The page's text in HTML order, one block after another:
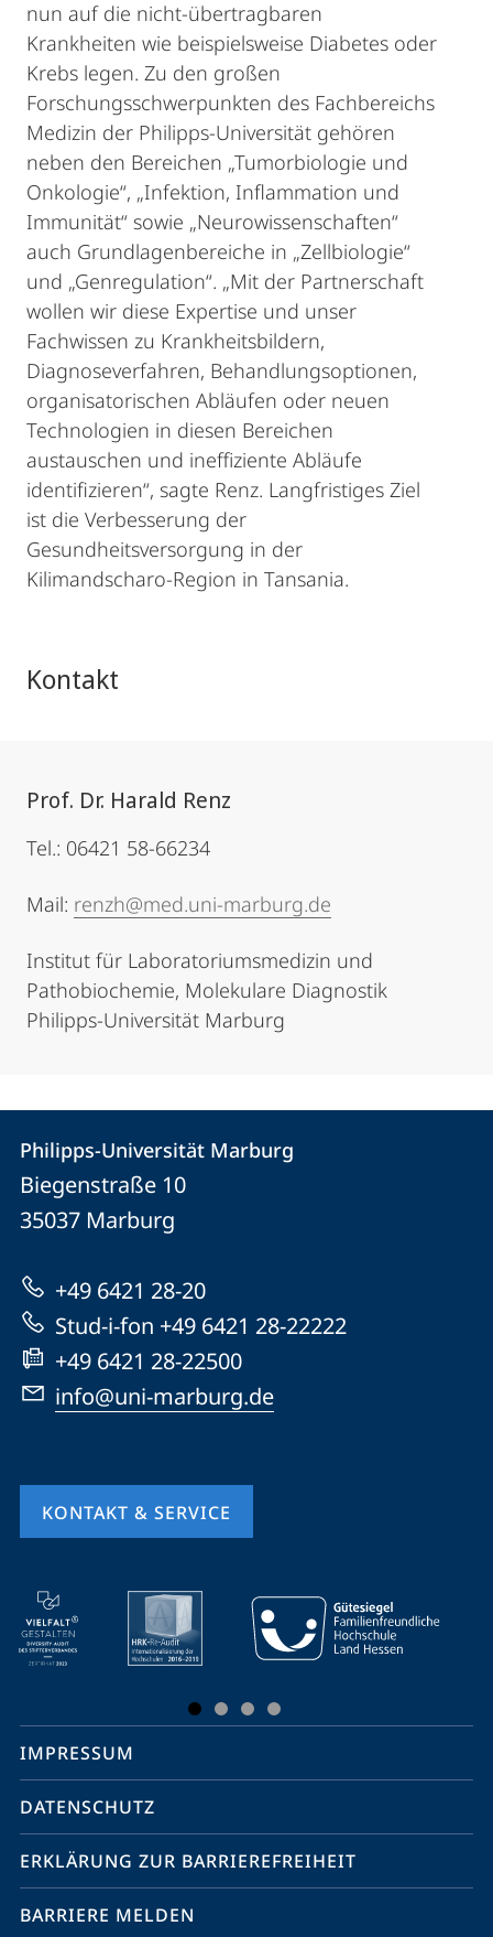
nun auf die nicht-übertragbaren
Krankheiten wie beispielsweise Diabetes oder
Krebs legen. Zu den großen
Forschungsschwerpunkten des Fachbereichs
Medizin der Philipps-Universität gehören
neben den Bereichen „Tumorbiologie und
Onkologie“, „Infektion, Inflammation und
Immunität“ sowie „Neurowissenschaften“
auch Grundlagenbereiche in „Zellbiologie“
und „Genregulation“. „Mit der Partnerschaft
wollen wir diese Expertise und unser
Fachwissen zu Krankheitsbildern,
Diagnoseverfahren, Behandlungsoptionen,
organisatorischen Abläufen oder neuen
Technologien in diesen Bereichen
austauschen und ineffiziente Abläufe
identifizieren“, sagte Renz. Langfristiges Ziel
ist die Verbesserung der
Gesundheitsversorgung in der
Kilimandscharo-Region in Tansania.
Kontakt
Prof. Dr. Harald Renz
Tel.: 06421 58-66234
Mail: renzh@med.uni-marburg.de
Institut für Laboratoriumsmedizin und
Pathobiochemie, Molekulare Diagnostik
Philipps-Universität Marburg
Kontakt
und
Informationen
zur
Website
Kontaktinformationen
Philipps-
Universität
Philipps-Universität Marburg
Biegenstraße 10
35037 Marburg
+49 6421 28-20
Stud-i-fon +49 6421 28-22222
+49 6421 28-22500
info@uni-marburg.de
KONTAKT & SERVICE
Mobile-
Service-
Navigation
Social
Media
Kontakte
IMPRESSUM
DATENSCHUTZ
ERKLÄRUNG ZUR BARRIEREFREIHEIT
BARRIERE MELDEN